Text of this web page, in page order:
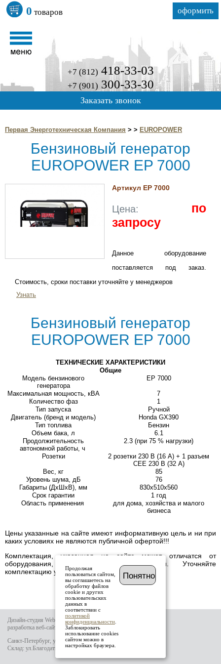
0 товаров оформить
+7 (812) 418-33-03
+7 (901) 300-33-30
Заказать звонок
Первая Энерготехническая Компания > > EUROPOWER
Бензиновый генератор
EUROPOWER EP 7000
Артикул EP 7000
Цена: по
запросу
Данное оборудование
поставляется под заказ.
Стоимость, сроки поставки уточняйте у менеджеров
Узнать
Бензиновый генератор
EUROPOWER EP 7000
ТЕХНИЧЕСКИЕ ХАРАКТЕРИСТИКИ
Общие
Модель бензинового
генератора
EP 7000
Максимальная мощность, кВА
7
Количество фаз
1
Тип запуска
Ручной
Двигатель (бренд и модель)
Honda GX390
Тип топлива
Бензин
Объем бака, л
6.1
Продолжительность
автономной работы, ч
2.3 (при 75 % нагрузки)
Розетки
2 розетки 230 В (16 А) + 1 разъем
СЕЕ 230 В (32 А)
Вес, кг
85
Уровень шума, дБ
76
Габариты (ДхШхВ), мм
830х510х560
Срок гарантии
1 год
Область применения
для дома, хозяйства и малого
бизнеса
Цены указанные на сайте имеют информативную цель и ни при
каких условиях не являются публичной офертой!!!
Комплектация, указанная на сайте может отличатся от
оборудования, имеющегося в наличии. Уточняйте
комплектацию у менеджера.
Дизайн-студия Website-it
разработка веб-сайта
Санкт-Петербург, ул.Тамбовская д.69 лит.Б
Склад: ул.Благодатная д.64
Продолжая
пользоваться сайтом,
вы соглашаетесь на
обработку файлов
cookie и других
пользовательских
данных в
соответствии с
политикой
конфиденциальности
Заблокировать
использование cookies
сайтом можно в
настройках браузера.
Понятно